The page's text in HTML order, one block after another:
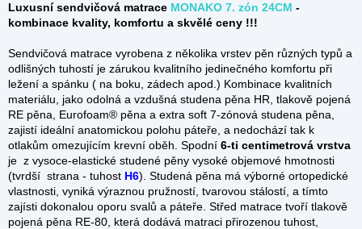
Luxusní sendvičová matrace MONAKO 7. zón 24CM -
kombinace kvality, komfortu a skvělé ceny !!!
Sendvičová matrace vyrobena z několika vrstev pěn různých typů a
odlišných tuhostí je zárukou kvalitního jedinečného komfortu při
ležení a spánku ( na boku, zádech apod.) Kombinace kvalitních
materiálu, jako odolná a vzdušná studena pěna HR, tlakově pojená
RE pěna, Eurofoam® pěna a extra soft 7-zónová studena pěna,
zajistí ideální anatomickou polohu páteře, a nedochází tak k
otlakům omezujícím krevní oběh. Spodní 6-ti centimetrová vrstva
je z vysoce-elastické studené pěny vysoké objemové hmotnosti
(tvrdší strana - tuhost H6). Studená pěna má výborné ortopedické
vlastnosti, vyniká výraznou pružností, tvarovou stálostí, a tímto
zajísti dokonalou oporu svalů a páteře. Střed matrace tvoří tlakově
pojená pěna RE-80, která dodává matraci přirozenou tuhost,